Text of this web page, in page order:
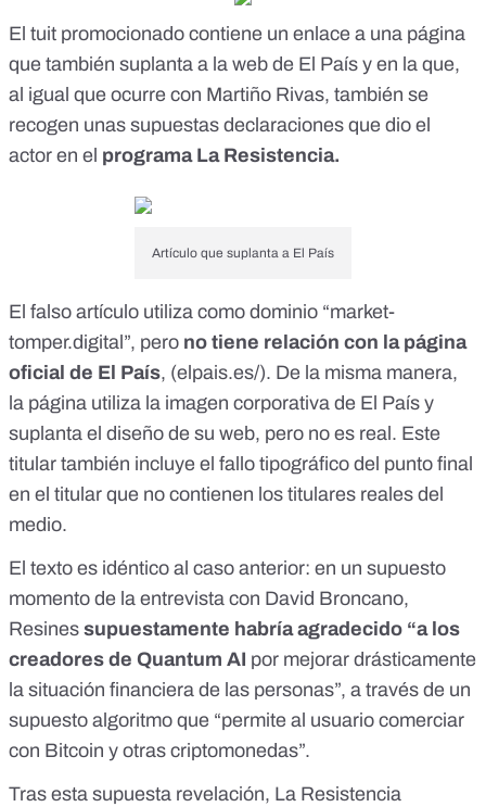
El tuit promocionado contiene un enlace a una página
que también suplanta a la web de El País y en la que,
al igual que ocurre con Martiño Rivas, también se
recogen unas supuestas declaraciones que dio el
actor en el programa La Resistencia.
Artículo que suplanta a El País
El falso artículo utiliza como dominio “market-
tomper.digital”, pero no tiene relación con la página
oficial de El País, (elpais.es/). De la misma manera,
la página utiliza la imagen corporativa de El País y
suplanta el diseño de su web, pero no es real. Este
titular también incluye el fallo tipográfico del punto final
en el titular que no contienen los titulares reales del
medio.
El texto es idéntico al caso anterior: en un supuesto
momento de la entrevista con David Broncano,
Resines supuestamente habría agradecido “a los
creadores de Quantum AI por mejorar drásticamente
la situación financiera de las personas”, a través de un
supuesto algoritmo que “permite al usuario comerciar
con Bitcoin y otras criptomonedas”.
Tras esta supuesta revelación, La Resistencia